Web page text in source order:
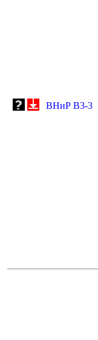
ВНиР В3-3